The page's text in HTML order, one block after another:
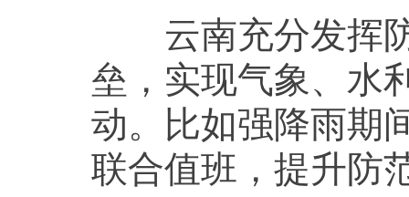
云南充分发挥防
垒，实现气象、水
动。比如强降雨期
联合值班，提升防